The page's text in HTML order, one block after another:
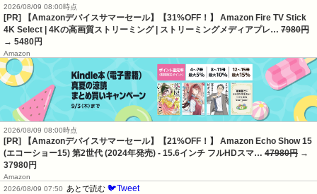
2026/08/09 08:00時点
[PR] 【Amazonデバイスサマーセール】【31%OFF！】 Amazon Fire TV Stick
4K Select | 4Kの高画質ストリーミング | ストリーミングメディアプレ… 7980円
→ 5480円
Amazon
2026/08/09 08:00時点
[PR] 【Amazonデバイスサマーセール】【21%OFF！】 Amazon Echo Show 15
(エコーショー15) 第2世代 (2024年発売) - 15.6インチ フルHDスマ… 47980円 →
37980円
Amazon
2026/08/09 07:50
あとで読む 🐦Tweet